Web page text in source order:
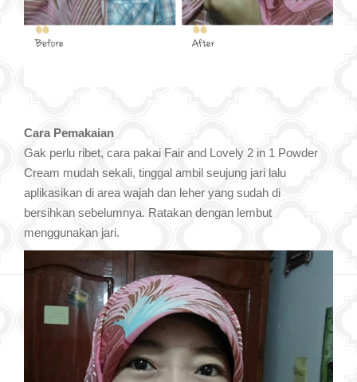
Cara Pemakaian
Gak perlu ribet, cara pakai Fair and Lovely 2 in 1 Powder
Cream mudah sekali, tinggal ambil seujung jari lalu
aplikasikan di area wajah dan leher yang sudah di
bersihkan sebelumnya. Ratakan dengan lembut
menggunakan jari.